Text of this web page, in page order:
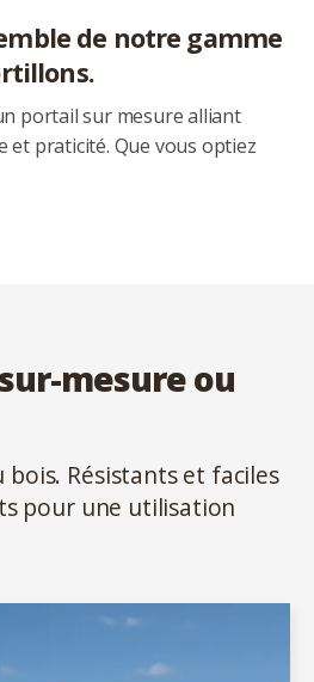
de notre gamme
portail sur mesure alliant
et praticité. Que vous optiez
mesure ou
bois. Résistants et faciles
pour une utilisation